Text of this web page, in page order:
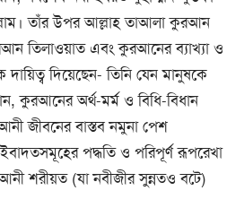
তাঁর উপর আল্লাহ তাআলা কুরআন
তিলাওয়াত এবং কুরআনের ব্যাখ্যা ও
দিয়েছেন- তিনি যেন মানুষকে
কুরআনের অর্থ-মর্ম ও বিধি-বিধান
জীবনের বাস্তব নমুনা পেশ
পদ্ধতি ও পরিপূর্ণ রূপরেখা
শরীয়ত (যা নবীজীর সুন্নতও বটে)